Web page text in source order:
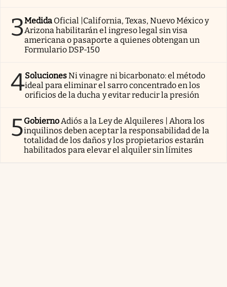
3Medida Oficial |California, Texas, Nuevo México y
Arizona habilitarán el ingreso legal sin visa
americana o pasaporte a quienes obtengan un
Formulario DSP-150
4SolucionesNi vinagre ni bicarbonato: el método
ideal para eliminar el sarro concentrado en los
orificios de la ducha y evitar reducir la presión
5GobiernoAdiós a la Ley de Alquileres | Ahora los
inquilinos deben aceptar la responsabilidad de la
totalidad de los daños y los propietarios estarán
habilitados para elevar el alquiler sin límites